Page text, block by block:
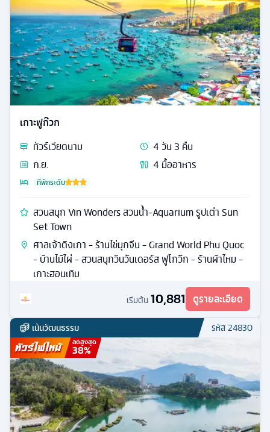
เกาะฟูก๊วก
ทัวร์เวียดนาม 4วัน3 คืน
ก.ย.
4 มื้ออาหาร
ที่พักระดับ
สวนสนุก Vin Wonders สวนน้ำ-Aquarium รูปเต่า Sun
Set Town
ศาลเจ้าดิงเกา - ร้านไข่มุกจีน - Grand World Phu Quoc
- บ้านไม้ไผ่ - สวนสนุกวินวันเดอร์ส ฟูโกว๊ก - ร้านผ้าไหม -
เกาะฮอนเทิม
เริ่มต้น 10,881 ดูรายละเอียด
เน้นวัฒนธรรม รหัส24830
ลดสูงสุด
38%